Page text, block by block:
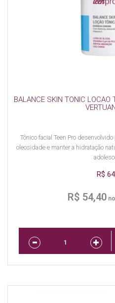
BALANCE SKIN TONIC LOCAO
Tônico facial Teen Pro
oleosidade e manter a hidratação
R$
R$ 54,40